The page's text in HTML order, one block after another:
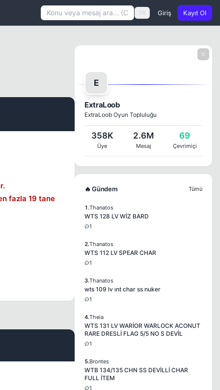
TR Giriş Kayıt Ol
fazla 19 tane
E
ExtraLoob
ExtraLoob Oyun Topluluğu
358K
Üye
2.6M
Mesaj
69
Çevrimiçi
🔥 Gündem Tümü
1.Thanatos
WTS 128 LV WİZ BARD
1
2.Thanatos
WTS 112 LV SPEAR CHAR
1
3.Thanatos
wts 109 lv ınt char ss nuker
1
4.Theia
WTS 131 LV WARİOR WARLOCK ACONUT
RARE DRESLİ FLAG 5/5 NO S DEVİL
1
5.Brontes
WTB 134/135 CHN SS DEVİLLİ CHAR
FULL İTEM
1